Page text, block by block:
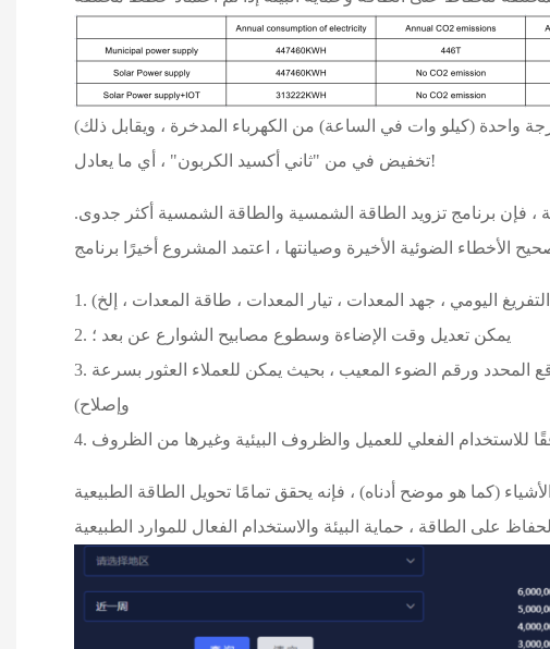
(نحن نأخذ توليد الطاقة التي تعمل بالفحم كمرجع لحساب فوائد توفير الكهرباء وتقليل الانبعاثات. وفقًا لإحصائيات الخبراء: درجة واحدة (كيلو وات في الساعة) من الكهرباء المدخرة ، ويقابل ذلك
تخفيض في من "ثاني أكسيد الكربون" ، أي ما يعادل!
، فإن برنامج تزويد الطاقة الشمسية والطاقة الشمسية أكثر جدوى.
2. يمكن تعديل وقت الإضاءة وسطوع مصابيح الشوارع عن بعد ؛
3. الإبلاغ عن الأعطال والصيانة السريعة (إذا فشل مصباح الشارع الشمسي ، فسيبلغ عن الخطأ في النظام ويعرض الموقع المحدد ورقم الضوء المعيب ، بحيث يمكن للعملاء العثور بسرعة
وإصلاح)
(كما هو موضح أدناه) ، فإنه يحقق تمامًا تحويل الطاقة الطبيعية